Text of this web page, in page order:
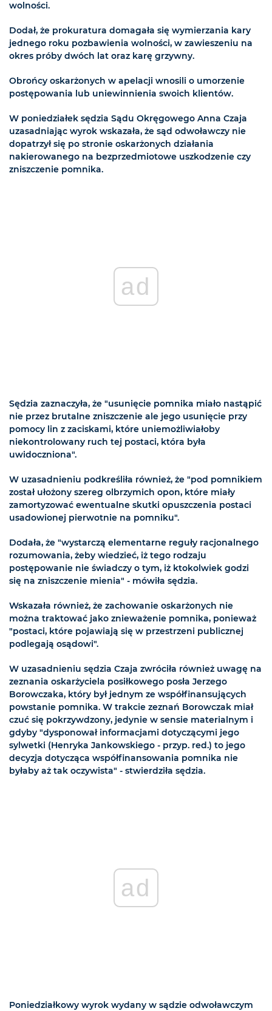
wolności.
Dodał, że prokuratura domagała się wymierzania kary
jednego roku pozbawienia wolności, w zawieszeniu na
okres próby dwóch lat oraz karę grzywny.
Obrońcy oskarżonych w apelacji wnosili o umorzenie
postępowania lub uniewinnienia swoich klientów.
W poniedziałek sędzia Sądu Okręgowego Anna Czaja
uzasadniając wyrok wskazała, że sąd odwoławczy nie
dopatrzył się po stronie oskarżonych działania
nakierowanego na bezprzedmiotowe uszkodzenie czy
zniszczenie pomnika.
ad
Sędzia zaznaczyła, że "usunięcie pomnika miało nastąpić
nie przez brutalne zniszczenie ale jego usunięcie przy
pomocy lin z zaciskami, które uniemożliwiałoby
niekontrolowany ruch tej postaci, która była
uwidoczniona".
W uzasadnieniu podkreśliła również, że "pod pomnikiem
został ułożony szereg olbrzymich opon, które miały
zamortyzować ewentualne skutki opuszczenia postaci
usadowionej pierwotnie na pomniku".
Dodała, że "wystarczą elementarne reguły racjonalnego
rozumowania, żeby wiedzieć, iż tego rodzaju
postępowanie nie świadczy o tym, iż ktokolwiek godzi
się na zniszczenie mienia" - mówiła sędzia.
Wskazała również, że zachowanie oskarżonych nie
można traktować jako znieważenie pomnika, ponieważ
"postaci, które pojawiają się w przestrzeni publicznej
podlegają osądowi".
W uzasadnieniu sędzia Czaja zwróciła również uwagę na
zeznania oskarżyciela posiłkowego posła Jerzego
Borowczaka, który był jednym ze współfinansujących
powstanie pomnika. W trakcie zeznań Borowczak miał
czuć się pokrzywdzony, jedynie w sensie materialnym i
gdyby "dysponował informacjami dotyczącymi jego
sylwetki (Henryka Jankowskiego - przyp. red.) to jego
decyzja dotycząca współfinansowania pomnika nie
byłaby aż tak oczywista" - stwierdziła sędzia.
ad
Poniedziałkowy wyrok wydany w sądzie odwoławczym